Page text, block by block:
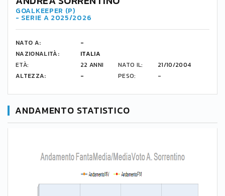
GOALKEEPER (P)
- SERIE A 2025/2026
NATO A:
-
NAZIONALITÀ:
ITALIA
ETÀ:
22 ANNI NATO IL:
21/10/2004
ALTEZZA:
- PESO: -
ANDAMENTO STATISTICO